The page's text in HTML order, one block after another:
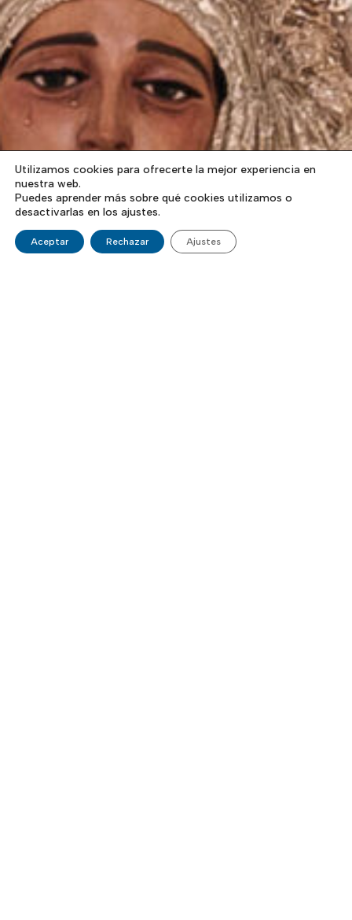
Utilizamos cookies para ofrecerte la mejor experiencia en
nuestra web.
Puedes aprender más sobre qué cookies utilizamos o
desactivarlas en los ajustes.
Aceptar Rechazar Ajustes